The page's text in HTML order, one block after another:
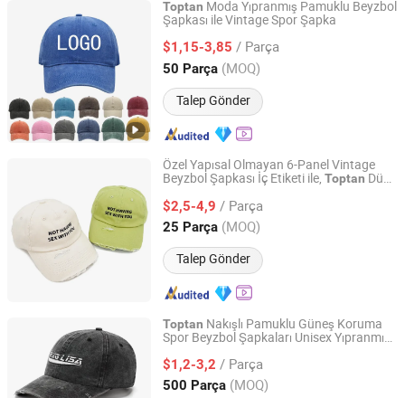
Toptan Moda Yıpranmış Pamuklu Beyzbol
Şapkası ile Vintage Spor Şapka
$1,15-3,85 / Parça
50 Parça (MOQ)
Talep Gönder
Jurong Royal Crown Accessories Co., Ltd
Jiangsu, China Fiyat 2025
Özel Yapısal Olmayan 6-Panel Vintage
Beyzbol Şapkası İç Etiketi ile, Toptan Düz
$2,5-4,9 / Parça
25 Parça (MOQ)
Talep Gönder
Shenzhen Dingguan Hat Making Co., Ltd.
Guangdong, China Fiyat 2025
Toptan Nakışlı Pamuklu Güneş Koruma
Spor Beyzbol Şapkaları Unisex Yıpranmış
$1,2-3,2 / Parça
500 Parça (MOQ)
Guangdong RongGuang Clothing Co.,Ltd
Guangdong, China Fiyat 2021